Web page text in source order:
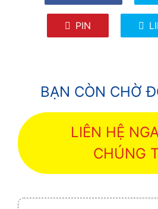
PIN
BẠN CÒN CHỜ
LIÊN HỆ
CHÚNG